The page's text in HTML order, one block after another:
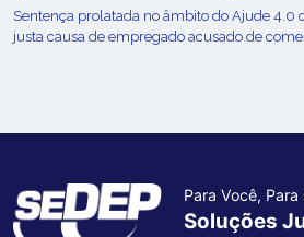
Sentença prolatada no âmbito do Ajude 4.0
justa causa de empregado acusado de
Para Você,
Soluções